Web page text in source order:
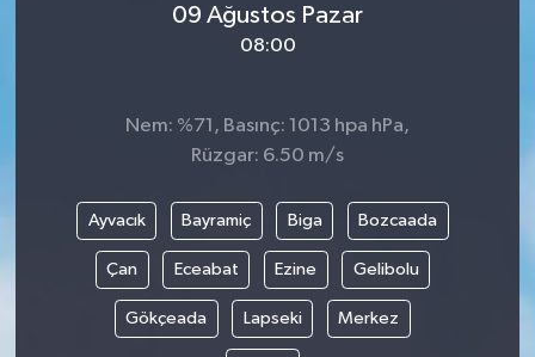
09 Ağustos Pazar
08:00
Nem: %71, Basınç: 1013 hpa hPa,
Rüzgar: 6.50 m/s
Ayvacık Bayramiç Biga Bozcaada
Çan Eceabat Ezine Gelibolu
Gökçeada Lapseki Merkez